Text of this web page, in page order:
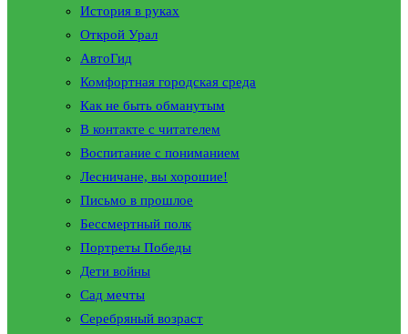
История в руках
Открой Урал
АвтоГид
Комфортная городская среда
Как не быть обманутым
В контакте с читателем
Воспитание с пониманием
Лесничане, вы хорошие!
Письмо в прошлое
Бессмертный полк
Портреты Победы
Дети войны
Сад мечты
Серебряный возраст